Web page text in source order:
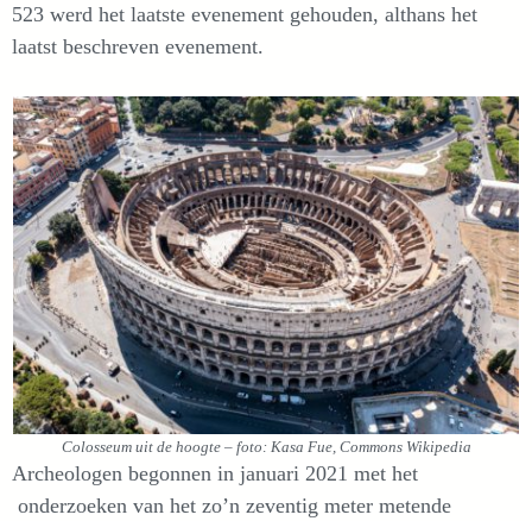
523 werd het laatste evenement gehouden, althans het
laatst beschreven evenement.
Colosseum uit de hoogte – foto: Kasa Fue, Commons Wikipedia
Archeologen begonnen in januari 2021 met het
onderzoeken van het zo’n zeventig meter metende